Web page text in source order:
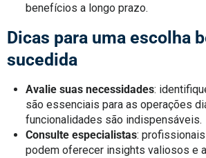
benefícios a longo prazo.
Dicas para uma escolha
sucedida
Avalie suas necessidades:
são essenciais para as operações
funcionalidades são indispensáveis.
Consulte especialistas:
podem oferecer insights valiosos e